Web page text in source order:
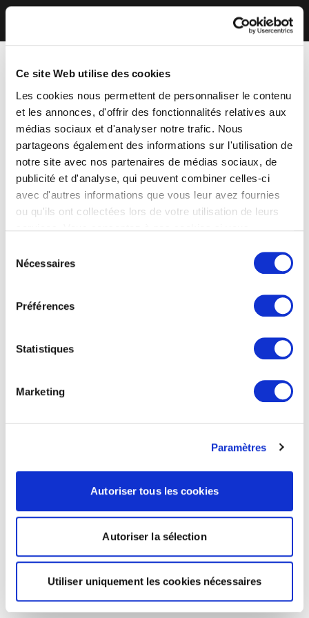
Ce site Web utilise des cookies
Les cookies nous permettent de personnaliser le contenu
et les annonces, d'offrir des fonctionnalités relatives aux
médias sociaux et d'analyser notre trafic. Nous
partageons également des informations sur l'utilisation de
notre site avec nos partenaires de médias sociaux, de
publicité et d'analyse, qui peuvent combiner celles-ci
avec d'autres informations que vous leur avez fournies
ou qu'ils ont collectées lors de votre utilisation de leurs
Nécessaires
Préférences
Statistiques
Marketing
Paramètres
Autoriser tous les cookies
Autoriser la sélection
Utiliser uniquement les cookies nécessaires